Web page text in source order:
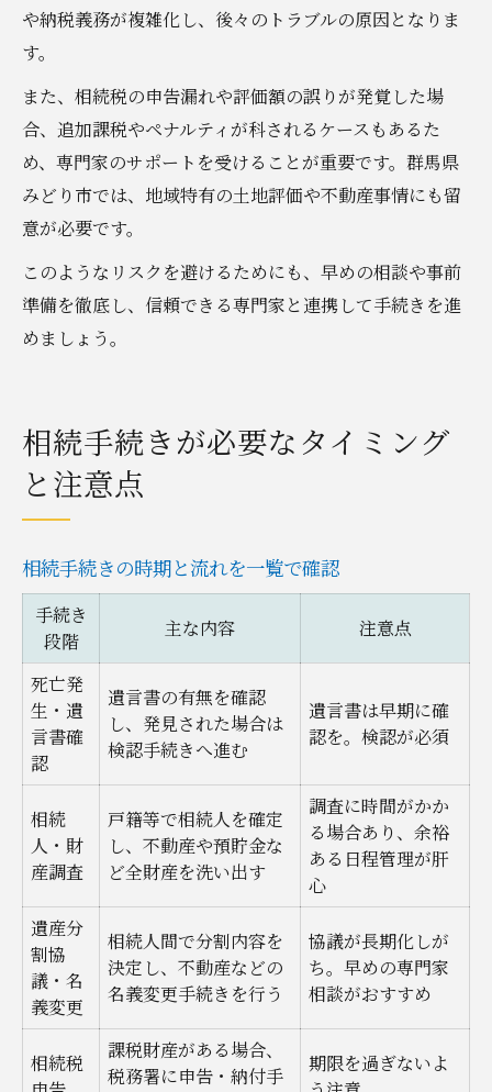
や納税義務が複雑化し、後々のトラブルの原因となりま
す。
また、相続税の申告漏れや評価額の誤りが発覚した場
合、追加課税やペナルティが科されるケースもあるた
め、専門家のサポートを受けることが重要です。群馬県
みどり市では、地域特有の土地評価や不動産事情にも留
意が必要です。
このようなリスクを避けるためにも、早めの相談や事前
準備を徹底し、信頼できる専門家と連携して手続きを進
めましょう。
相続手続きが必要なタイミング
と注意点
相続手続きの時期と流れを一覧で確認
手続き
段階
主な内容 注意点
死亡発
生・遺
言書確
認
遺言書の有無を確認
し、発見された場合は
検認手続きへ進む
遺言書は早期に確
認を。検認が必須
相続
人・財
産調査
戸籍等で相続人を確定
し、不動産や預貯金な
ど全財産を洗い出す
調査に時間がかか
る場合あり、余裕
ある日程管理が肝
心
遺産分
割協
議・名
義変更
相続人間で分割内容を
決定し、不動産などの
名義変更手続きを行う
協議が長期化しが
ち。早めの専門家
相談がおすすめ
相続税
課税財産がある場合、
税務署に申告・納付手
期限を過ぎないよ